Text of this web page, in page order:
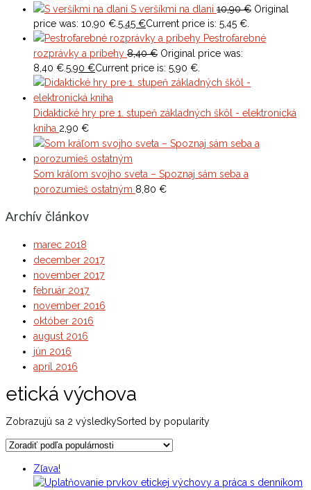
S veršíkmi na dlani 10,90€ Original
price was: 10,90 €.5,45 €Current price is: 5,45 €.
Pestrofarebné
rozprávky a príbehy 8,40€ Original price was:
8,40 €.5,90 €Current price is: 5,90 €.
Didaktické hry pre 1. stupeň základných škôl - elektronická
kniha 2,90 €
Som kráľom svojho sveta – Spoznaj sám seba a
porozumieš ostatným 8,80 €
Archív článkov
marec 2018
december 2017
november 2017
február 2017
november 2016
október 2016
august 2016
jún 2016
apríl 2016
etická výchova
Zobrazujú sa 2 výsledkySorted by popularity
Zľava!